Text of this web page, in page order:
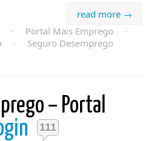
read more →
· Portal Mais Emprego
·
·
Seguro Desemprego
– Portal
111